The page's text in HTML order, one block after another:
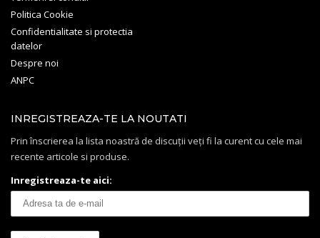
Politica Cookie
Confidentialitate si protectia
datelor
Despre noi
ANPC
INREGISTREAZA-TE LA NOUTATI
Prin înscrierea la lista noastră de discuții veți fi la curent cu cele mai
recente articole si produse.
Inregistreaza-te aici: